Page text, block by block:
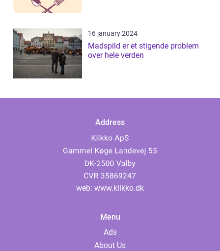
16 january 2024
Madspild er et stigende problem
over hele verden
Address
web: www.klikko.dk
Menu
Ads
About Us